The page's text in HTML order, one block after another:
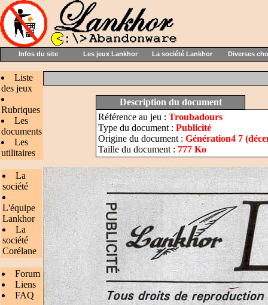
Infos du site Les jeux Lankhor La société Lankhor Diverses
Liste
des jeux
Rubriques
Les
documents
Les
utilitaires
La
société
L'équipe
Lankhor
La
société
Corélane
Forum
Liens
FAQ
Description du document
Référence au jeu : Troubadours
Type du document : Publicité
Origine du document : Génération4 7
Taille du document : 777 Ko